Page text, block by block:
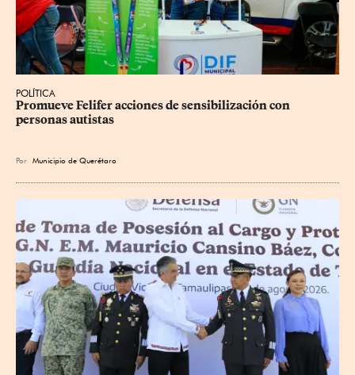
POLÍTICA
Promueve Felifer acciones de sensibilización con
personas autistas
Por Municipio de Querétaro